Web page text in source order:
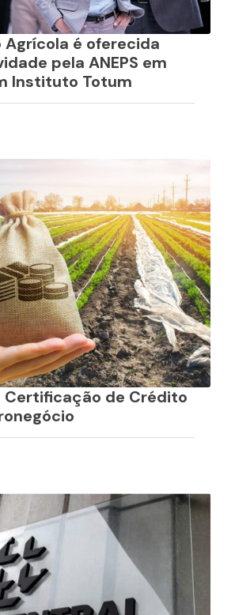
é oferecida
pela ANEPS em
Instituto Totum
Certificação de Crédito